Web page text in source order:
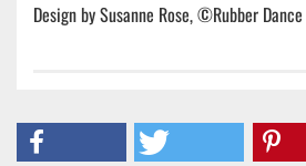
Design by Susanne Rose, ©Rubber Dance